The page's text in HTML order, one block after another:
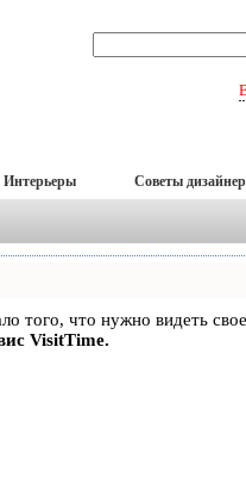
Интерьеры Советы
того, что нужно видеть
VisitTime.